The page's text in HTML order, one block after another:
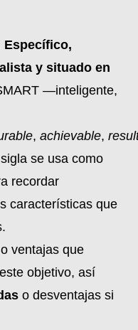
Específico,
y situado en
—inteligente,
, achievable,
se usa como
recordar
características que
ventajas que
objetivo, así
o desventajas si